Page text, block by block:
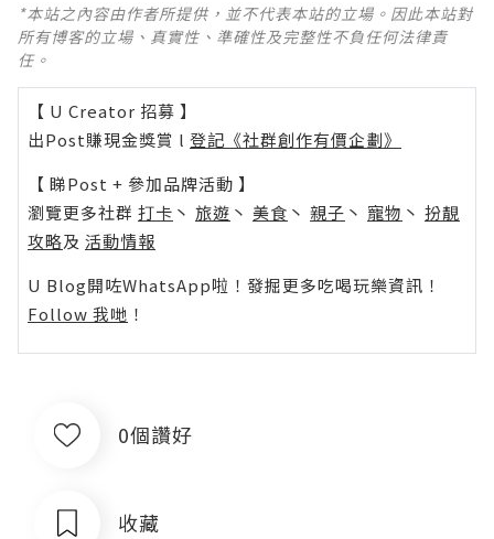
*本站之內容由作者所提供，並不代表本站的立場。因此本站對
所有博客的立場、真實性、準確性及完整性不負任何法律責
任。
【 U Creator 招募 】
出Post賺現金獎賞 l 登記《社群創作有價企劃》
【 睇Post + 參加品牌活動 】
瀏覽更多社群 打卡 丶 旅遊 丶 美食 丶 親子 丶 寵物 丶 扮靚
攻略及 活動情報
U Blog開咗WhatsApp啦！發掘更多吃喝玩樂資訊！
Follow 我哋 ！
0個讚好
收藏